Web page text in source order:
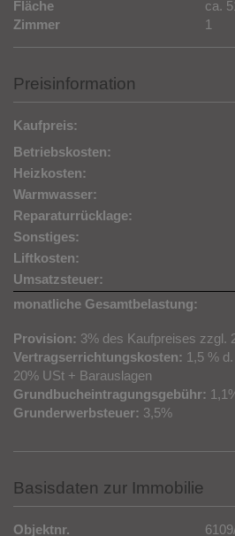
Kaufpreis
Fläche
ca.
Zimmer 1
Preisinformation
Kaufpreis:
Betriebskosten:
Heizkosten:
Warmwasser:
Reparaturrücklage:
Sonstiges:
Liftkosten:
Umsatzsteuer:
Provision: 3% des Kaufpreises zzgl.
Vertragserrichtungskosten:
20% USt + Barauslagen
Grundbucheintragungsgebühr:
Basisdaten zur Immobilie